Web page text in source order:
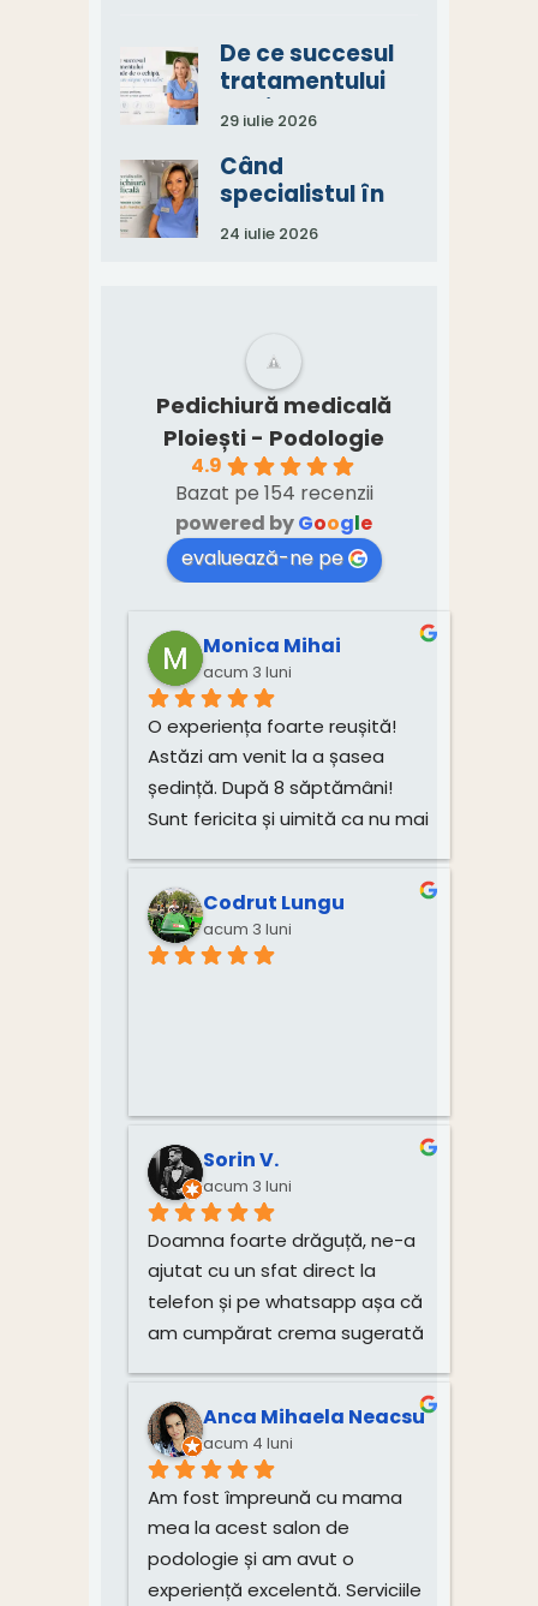
De ce succesul
tratamentului
depinde de o
singur specialist
29 iulie 2026
Când
specialistul în
pedichiură
medicală spune:
24 iulie 2026
Pedichiură medicală
Ploiești - Podologie
4.9
Bazat pe 154 recenzii
powered byGoogle
evaluează-ne pe
Monica Mihai
acum 3 luni
O experiența foarte reușită!
Astăzi am venit la a șasea
ședință. După 8 săptămâni!
Sunt fericita și uimită ca nu mai
Codrut Lungu
acum 3 luni
Sorin V.
acum 3 luni
Doamna foarte drăguță, ne-a
ajutat cu un sfat direct la
telefon și pe whatsapp așa că
am cumpărat crema sugerată
Anca Mihaela Neacsu
acum 4 luni
Am fost împreună cu mama
mea la acest salon de
podologie și am avut o
experiență excelentă. Serviciile